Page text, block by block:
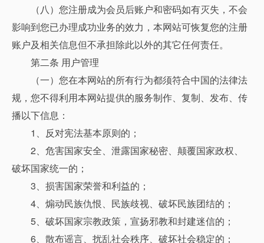
（八）您注册成为会员后账户和密码如有灭失，不会
影响到您已办理成功业务的效力，本网站可恢复您的注册
账户及相关信息但不承担除此以外的其它任何责任。
第二条 用户管理
（一）您在本网站的所有行为都须符合中国的法律法
规，您不得利用本网站提供的服务制作、复制、发布、传
播以下信息：
1、反对宪法基本原则的；
2、危害国家安全、泄露国家秘密、颠覆国家政权、
破坏国家统一的；
3、损害国家荣誉和利益的；
4、煽动民族仇恨、民族歧视、破坏民族团结的；
5、破坏国家宗教政策，宣扬邪教和封建迷信的；
6、散布谣言、扰乱社会秩序、破坏社会稳定的；